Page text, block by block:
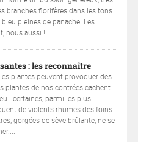
branches florifères dans les tons
bleu pleines de panache. Les
nous aussi !...
: les reconnaître
plantes peuvent provoquer des
plantes de nos contrées cachent
: certaines, parmi les plus
de violents rhumes des foins
gorgées de sève brûlante, ne se